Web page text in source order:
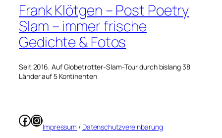
Frank Klötgen – Post Poetry
Slam – immer frische
Gedichte & Fotos
Seit 2016. Auf Globetrotter-Slam-Tour durch bislang 38
Länder auf 5 Kontinenten
Facebook
Instagram
Impressum / Datenschutzvereinbarung